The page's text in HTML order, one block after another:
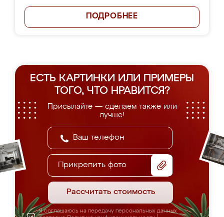
ПОДРОБНЕЕ
ЕСТЬ КАРТИНКИ ИЛИ ПРИМЕРЫ
ТОГО, ЧТО НРАВИТСЯ?
Присылайте — сделаем также или
лучше!
Прикрепить фото
Рассчитать стоимость
Я соглашаюсь на передачу персональных данных